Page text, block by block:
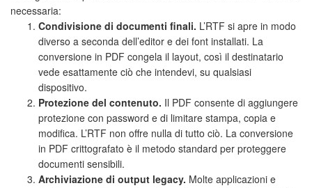
necessaria:
Condivisione di documenti finali. L’RTF si apre in modo
diverso a seconda dell’editor e dei font installati. La
conversione in PDF congela il layout, così il destinatario
vede esattamente ciò che intendevi, su qualsiasi
dispositivo.
Protezione del contenuto. Il PDF consente di aggiungere
protezione con password e di limitare stampa, copia e
modifica. L’RTF non offre nulla di tutto ciò. La conversione
in PDF crittografato è il metodo standard per proteggere
documenti sensibili.
Archiviazione di output legacy. Molte applicazioni e